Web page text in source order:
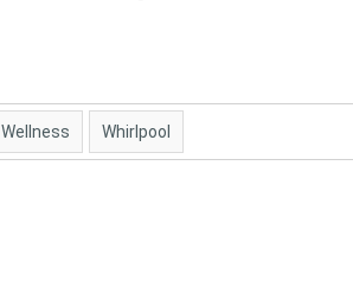
Wellness Whirlpool